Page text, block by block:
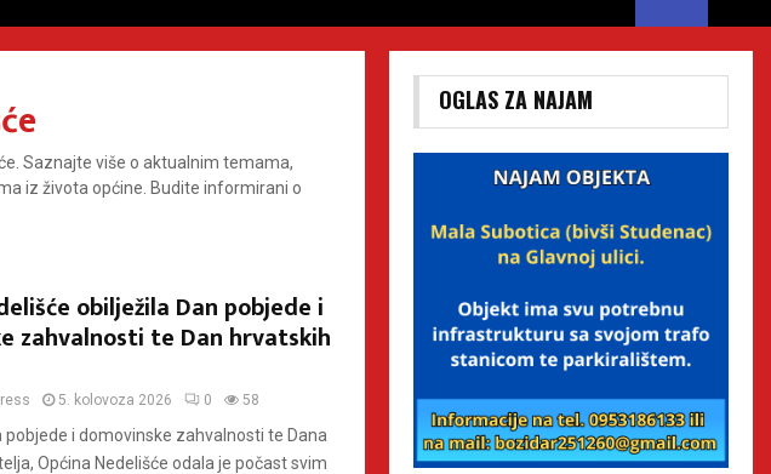
Saznajte više o aktualnim temama,
iz života općine. Budite informirani o
obilježila Dan pobjede i
zahvalnosti te Dan hrvatskih
5. kolovoza 2026 0 58
pobjede i domovinske zahvalnosti te Dana
Općina Nedelišće odala je počast svim
OGLAS ZA NAJAM